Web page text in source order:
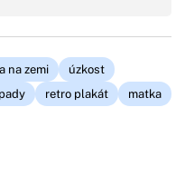
na zemi
úzkost
retro plakát
matka